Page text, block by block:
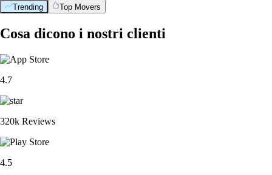
Trending Top Movers
Cosa dicono i nostri clienti
4.7
320k Reviews
4.5